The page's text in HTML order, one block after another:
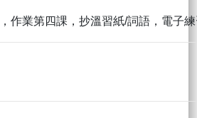
作業第四課，抄溫習紙/詞語，電子